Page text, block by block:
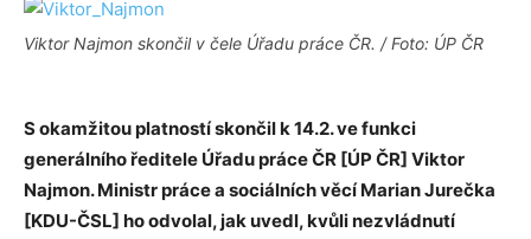
Viktor Najmon skončil v čele Úřadu práce ČR. / Foto: ÚP ČR
S okamžitou platností skončil k 14.2. ve funkci
generálního ředitele Úřadu práce ČR [ÚP ČR] Viktor
Najmon. Ministr práce a sociálních věcí Marian Jurečka
[KDU-ČSL] ho odvolal, jak uvedl, kvůli nezvládnutí